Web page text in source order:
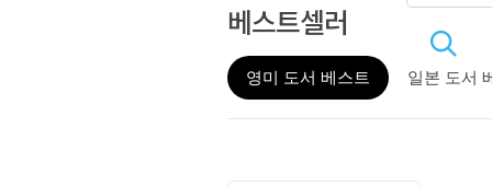
베스트셀러
영미 도서 베스트 일본 도서